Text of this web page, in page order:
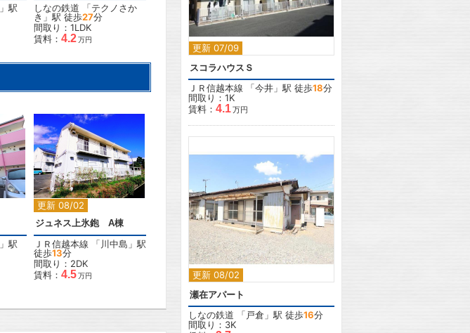
」駅
しなの鉄道 「テクノさか
き 」駅 徒歩27分
間取り：1LDK
賃料： 4.2万円
」駅
更新 08/02
2
ジュネス上氷鉋 A棟
ＪＲ信越本線 「川中島 」駅
徒歩13分
間取り：2DK
賃料： 4.5万円
更新 07/09
スコラハウスＳ
ＪＲ信越本線 「今井 」駅 徒歩18分
間取り：1K
賃料： 4.1万円
更新 08/02
2
瀬在アパート
しなの鉄道 「戸倉 」駅 徒歩16分
間取り：3K